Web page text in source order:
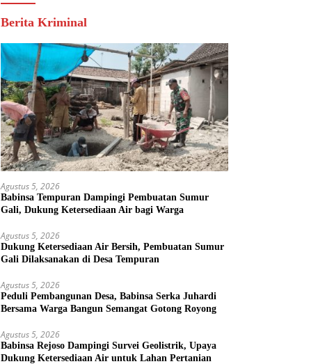
Berita Kriminal
Agustus 5, 2026
Babinsa Tempuran Dampingi Pembuatan Sumur
Gali, Dukung Ketersediaan Air bagi Warga
Agustus 5, 2026
Dukung Ketersediaan Air Bersih, Pembuatan Sumur
Gali Dilaksanakan di Desa Tempuran
Agustus 5, 2026
Peduli Pembangunan Desa, Babinsa Serka Juhardi
Bersama Warga Bangun Semangat Gotong Royong
Agustus 5, 2026
Babinsa Rejoso Dampingi Survei Geolistrik, Upaya
Dukung Ketersediaan Air untuk Lahan Pertanian